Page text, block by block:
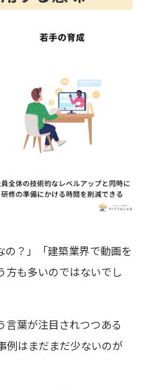
の？」「建築業界で動画を
方も多いのではないでし
言葉が注目されつつある
例はまだまだ少ないのが